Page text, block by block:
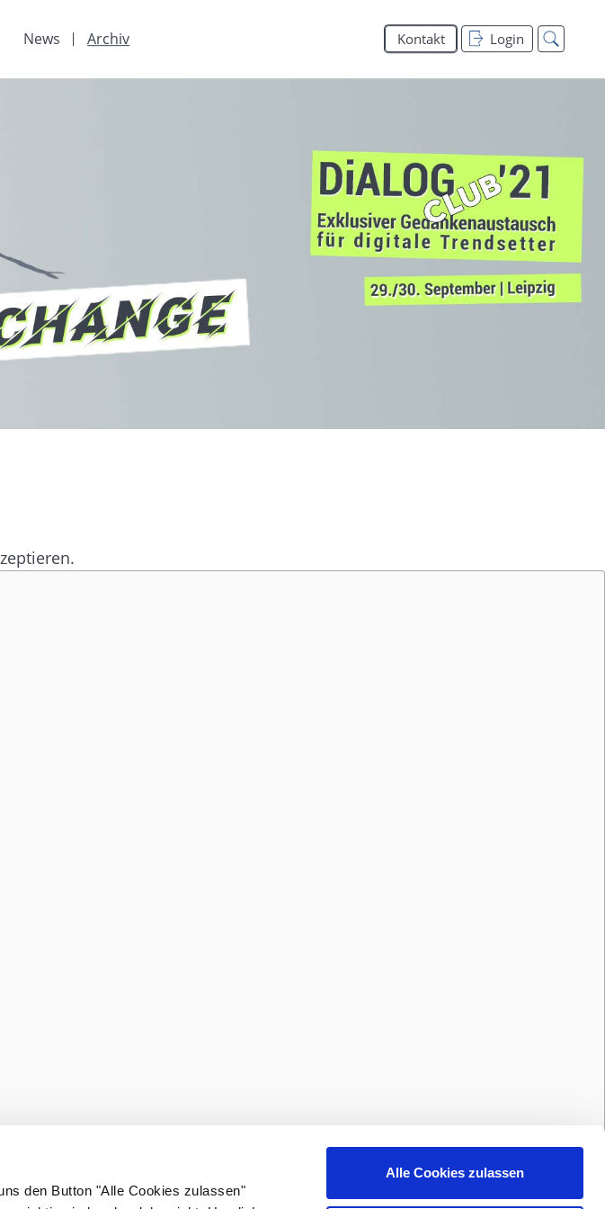
den Button "Alle Cookies zulassen"
Alle Cookies zulassen
Kontakt Login
News Archiv